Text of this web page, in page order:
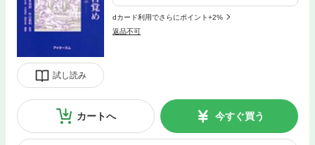
試し読み
dカード利用でさらにポイント+2%
返品不可
カートへ 今すぐ買う